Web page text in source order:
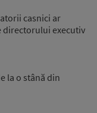
casnici ar
directorului executiv
la o stână din